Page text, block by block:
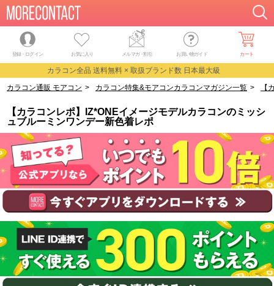
登録・ログイン お気に入り メルマガ・割引 お買い物ガイド カート
カラコン全品 送料無料 × 取扱ブランド数 日本最大級
カラコン通販 モアコン > カラコン特集&モアコンカラコンマガジン一覧 > 【
【カラコンレポ】IZ*ONEイメージモデルカラコンのミッシ
ュブルーミンワンデー新色着レポ